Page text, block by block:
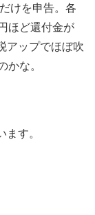
けを申告。各
ほど還付金が
アップでほぼ吹
かな。
す。